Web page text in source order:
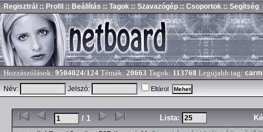
Regisztrál :: Profil :: Beállítás :: Tagok :: Szavazógép :: Csoportok :: Segítség
Hozzászólások: 9504024/124 Témák: 20663 Tagok: 113768 Legújabb tag:
Név:
Jelszó: Eltárol
/ 1 Lista: